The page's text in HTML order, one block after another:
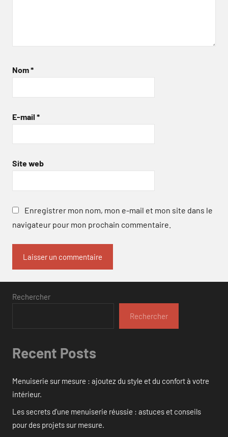
Nom*
E-mail *
Site web
Enregistrer mon nom, mon e-mail et mon site dans le
navigateur pour mon prochain commentaire.
Rechercher
Rechercher
Recent Posts
Menuiserie sur mesure : ajoutez du style et du confort à votre
intérieur.
Les secrets d’une menuiserie réussie : astuces et conseils
pour des projets sur mesure.